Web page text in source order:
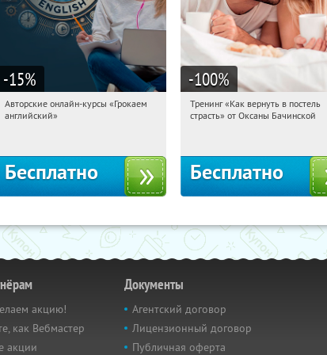
-15%
03:10:30 Получили:
Авторские онлайн-курсы «Грокаем
английский»
Бесплатно
-100%
03:10:30 Получили:
Тренинг «Как вернуть в постель
страсть» от Оксаны Бачинской
Бесплатно
акцию!
как Вебмастер
акции
Документы
Агентский договор
Лицензионный договор
Публичная оферта